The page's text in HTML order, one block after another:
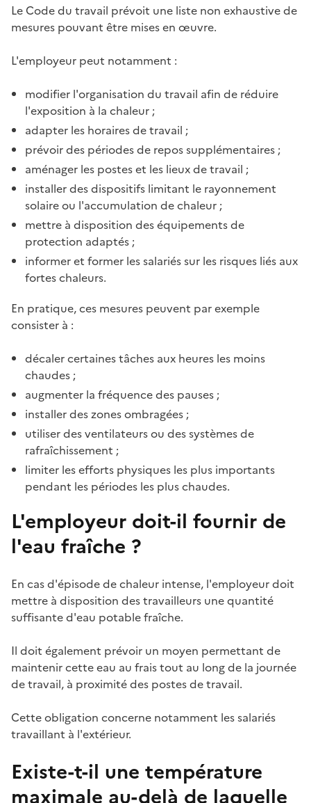
Le Code du travail prévoit une liste non exhaustive de
mesures pouvant être mises en œuvre.
L'employeur peut notamment :
modifier l'organisation du travail afin de réduire
l'exposition à la chaleur ;
adapter les horaires de travail ;
prévoir des périodes de repos supplémentaires ;
aménager les postes et les lieux de travail ;
installer des dispositifs limitant le rayonnement
solaire ou l'accumulation de chaleur ;
mettre à disposition des équipements de
protection adaptés ;
informer et former les salariés sur les risques liés aux
fortes chaleurs.
En pratique, ces mesures peuvent par exemple
consister à :
décaler certaines tâches aux heures les moins
chaudes ;
augmenter la fréquence des pauses ;
installer des zones ombragées ;
utiliser des ventilateurs ou des systèmes de
rafraîchissement ;
limiter les efforts physiques les plus importants
pendant les périodes les plus chaudes.
L'employeur doit-il fournir de
l'eau fraîche ?
En cas d'épisode de chaleur intense, l'employeur doit
mettre à disposition des travailleurs une quantité
suffisante d'eau potable fraîche.
Il doit également prévoir un moyen permettant de
maintenir cette eau au frais tout au long de la journée
de travail, à proximité des postes de travail.
Cette obligation concerne notamment les salariés
travaillant à l'extérieur.
Existe-t-il une température
maximale au-delà de laquelle